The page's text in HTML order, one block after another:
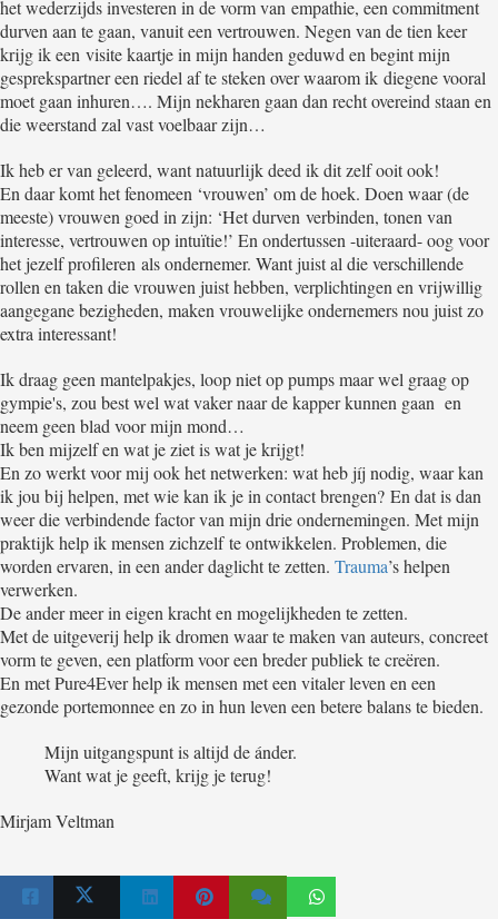
het wederzijds investeren in de vorm van empathie, een commitment
durven aan te gaan, vanuit een vertrouwen. Negen van de tien keer
krijg ik een visite kaartje in mijn handen geduwd en begint mijn
gesprekspartner een riedel af te steken over waarom ik diegene vooral
moet gaan inhuren…. Mijn nekharen gaan dan recht overeind staan en
die weerstand zal vast voelbaar zijn…
Ik heb er van geleerd, want natuurlijk deed ik dit zelf ooit ook!
En daar komt het fenomeen ‘vrouwen’ om de hoek. Doen waar (de
meeste) vrouwen goed in zijn: ‘Het durven verbinden, tonen van
interesse, vertrouwen op intuïtie!’ En ondertussen -uiteraard- oog voor
het jezelf profileren als ondernemer. Want juist al die verschillende
rollen en taken die vrouwen juist hebben, verplichtingen en vrijwillig
aangegane bezigheden, maken vrouwelijke ondernemers nou juist zo
extra interessant!
Ik draag geen mantelpakjes, loop niet op pumps maar wel graag op
gympie's, zou best wel wat vaker naar de kapper kunnen gaan en
neem geen blad voor mijn mond…
Ik ben mijzelf en wat je ziet is wat je krijgt!
En zo werkt voor mij ook het netwerken: wat heb jíj nodig, waar kan
ik jou bij helpen, met wie kan ik je in contact brengen? En dat is dan
weer die verbindende factor van mijn drie ondernemingen. Met mijn
praktijk help ik mensen zichzelf te ontwikkelen. Problemen, die
worden ervaren, in een ander daglicht te zetten. Trauma’s helpen
verwerken.
De ander meer in eigen kracht en mogelijkheden te zetten.
Met de uitgeverij help ik dromen waar te maken van auteurs, concreet
vorm te geven, een platform voor een breder publiek te creëren.
En met Pure4Ever help ik mensen met een vitaler leven en een
gezonde portemonnee en zo in hun leven een betere balans te bieden.
Mijn uitgangspunt is altijd de ánder.
Want wat je geeft, krijg je terug!
Mirjam Veltman